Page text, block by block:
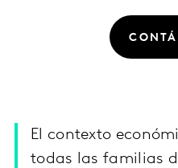
El contexto
todas las familias